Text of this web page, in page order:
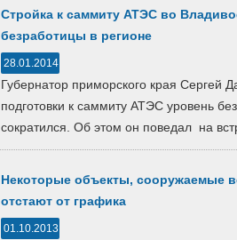
Стройка к саммиту АТЭС во
безработицы в регионе
28.01.2014
Губернатор приморского края Сергей
подготовки к саммиту АТЭС уровень
сократился. Об этом он поведал на
Некоторые объекты, сооружаемые
отстают от графика
01.10.2013